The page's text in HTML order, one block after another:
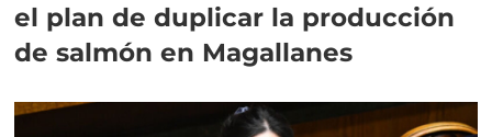
el plan de duplicar la producción
de salmón en Magallanes